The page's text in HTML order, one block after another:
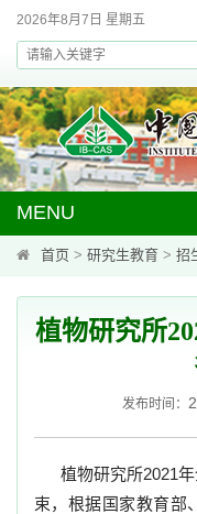
2026年8月7日 星期五
MENU
首页 > 研究生教育 > 招
植物研究所
发布时间：
植物研究所2021
束，根据国家教育部